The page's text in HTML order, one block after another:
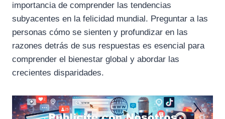
importancia de comprender las tendencias
subyacentes en la felicidad mundial. Preguntar a las
personas cómo se sienten y profundizar en las
razones detrás de sus respuestas es esencial para
comprender el bienestar global y abordar las
crecientes disparidades.